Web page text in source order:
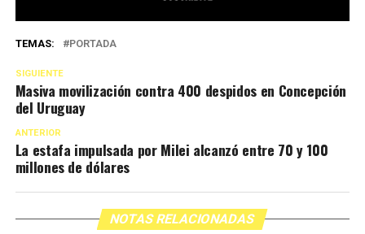
TEMAS: PORTADA
SIGUIENTE
Masiva movilización contra 400 despidos en Concepción
del Uruguay
ANTERIOR
La estafa impulsada por Milei alcanzó entre 70 y 100
millones de dólares
NOTAS RELACIONADAS